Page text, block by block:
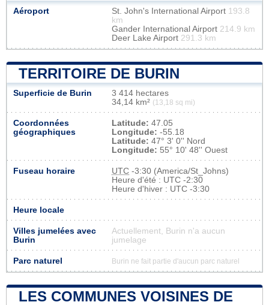
Aéroport St. John's International Airport 193.8
km
Gander International Airport 214.9 km
Deer Lake Airport 291.3 km
TERRITOIRE DE BURIN
Superficie de Burin
3 414 hectares
34,14 km² (13,18 sq mi)
Coordonnées
géographiques
Latitude: 47.05
Longitude: -55.18
Latitude: 47° 3' 0'' Nord
Longitude: 55° 10' 48'' Ouest
Fuseau horaire UTC -3:30 (America/St_Johns)
Heure d'été : UTC -2:30
Heure d'hiver : UTC -3:30
Heure locale
Villes jumelées avec
Burin
Actuellement, Burin n'a aucun
jumelage
Parc naturel Burin ne fait partie d'aucun parc naturel
LES COMMUNES VOISINES DE